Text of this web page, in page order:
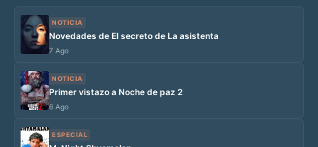
NOTICIA
Novedades de El secreto de La asistenta
7 Ago
NOTICIA
Primer vistazo a Noche de paz 2
6 Ago
ESPECIAL